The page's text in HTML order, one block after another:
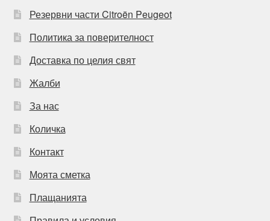
Резервни части Citroën Peugeot
Политика за поверителност
Доставка по целия свят
Жалби
За нас
Количка
Контакт
Моята сметка
Плащанията